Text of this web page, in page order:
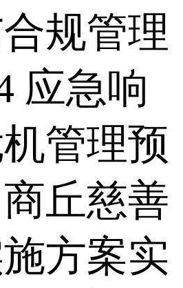
规管理
应急响
管理预
丘慈善
方案实